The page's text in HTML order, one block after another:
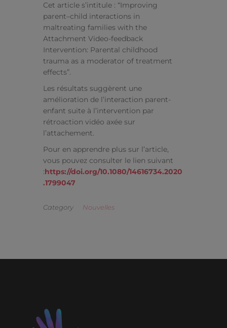
Cet article s’intitule : “Improving
parent–child interactions in
maltreating families with the
Attachment Video-feedback
Intervention: Parental childhood
trauma as a moderator of treatment
effects”.
Les résultats suggèrent une
amélioration de l’interaction parent-
enfant suite à l’intervention par
rétroaction vidéo axée sur
l’attachement.
Pour en apprendre plus sur l’article,
vous pouvez consulter le lien suivant
:https://doi.org/10.1080/14616734.2020
.1799047
Category Nouvelles